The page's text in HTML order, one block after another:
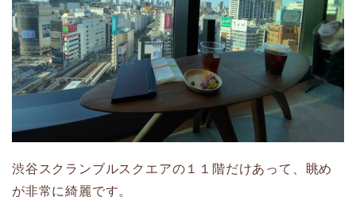
渋谷スクランブルスクエアの１１階だけあって、眺め
が非常に綺麗です。